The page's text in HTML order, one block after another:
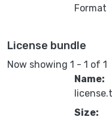
Format
License bundle
Now showing 1 - 1 of 1
Name:
Size: